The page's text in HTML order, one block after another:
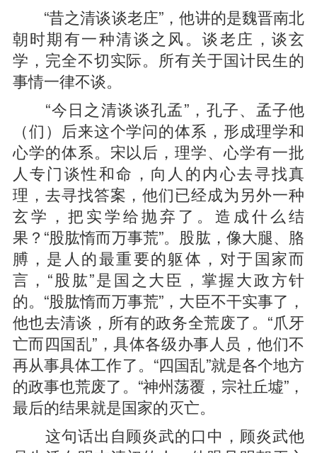
“昔之清谈谈老庄”，他讲的是魏晋南北
朝时期有一种清谈之风。谈老庄，谈玄
学，完全不切实际。所有关于国计民生的
事情一律不谈。
“今日之清谈谈孔孟”，孔子、孟子他
（们）后来这个学问的体系，形成理学和
心学的体系。宋以后，理学、心学有一批
人专门谈性和命，向人的内心去寻找真
理，去寻找答案，他们已经成为另外一种
玄学，把实学给抛弃了。造成什么结
果？“股肱惰而万事荒”。股肱，像大腿、胳
膊，是人的最重要的躯体，对于国家而
言，“股肱”是国之大臣，掌握大政方针
的。“股肱惰而万事荒”，大臣不干实事了，
他也去清谈，所有的政务全荒废了。“爪牙
亡而四国乱”，具体各级办事人员，他们不
再从事具体工作了。“四国乱”就是各个地方
的政事也荒废了。“神州荡覆，宗社丘墟”，
最后的结果就是国家的灭亡。
这句话出自顾炎武的口中，顾炎武他